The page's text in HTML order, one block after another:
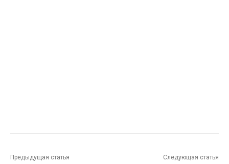
Предыдущая статья Следующая статья